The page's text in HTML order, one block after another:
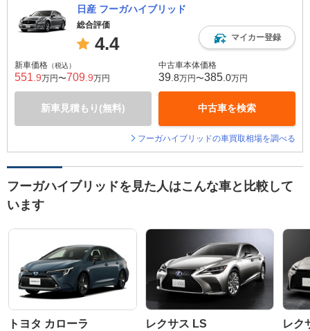
日産 フーガハイブリッド
総合評価
4.4 マイカー登録
新車価格 （税込）
551 .9万円〜709 .9万円
新車見積もり(無料)
中古車本体価格
39 .8万円〜385 .0万円
中古車を検索
フーガハイブリッドの車買取相場を調べる
フーガハイブリッドを見た人はこんな車と比較して
います
トヨタ カローラ レクサス LS レク